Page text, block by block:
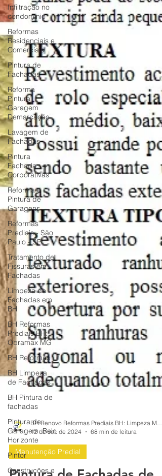
Infiltração no
condomínio
Reformas
Residenciais e
Comerciais
Pintura de
Fachadas
Reforma
Pintura
Garagem
Demarcação
Lavagem de
Fachadas
Pintura
Fachada
Corporativas
Reforma e
Pintura de
Garagens
Reformas
Prediais - São
Paulo - SP
Tratamento de
Fissuras em
Fachadas
Limpeza de
Fachadas em
BH
BH Reformas
Prediais BH:
Obramax MG
BH Reformas
BH Limpeza
de Fachadas
BH Pintura de
fachadas
Pintura de
Garagem: Belo
Horizonte
Pintor
Construções e